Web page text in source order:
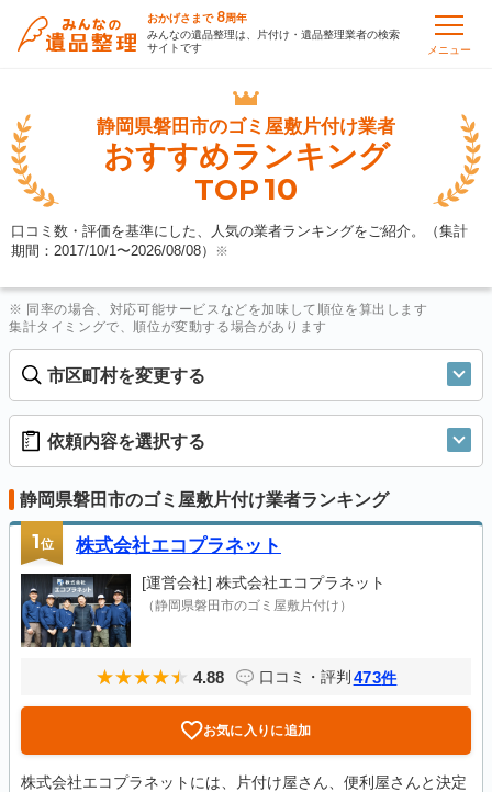
おかげさまで 8周年
みんなの遺品整理は、片付け・遺品整理業者の検索
サイトです
メニュー
静岡県磐田市のゴミ屋敷片付け業者
おすすめランキング
TOP10
口コミ数・評価を基準にした、人気の業者ランキングをご紹介。（集計
期間：2017/10/1〜2026/08/08） ※
※ 同率の場合、対応可能サービスなどを加味して順位を算出します
集計タイミングで、順位が変動する場合があります
市区町村を変更する
依頼内容を選択する
静岡県磐田市のゴミ屋敷片付け業者ランキング
1位 株式会社エコプラネット
[運営会社] 株式会社エコプラネット
（静岡県磐田市のゴミ屋敷片付け）
4.88 口コミ・評判 473件
お気に入りに追加
株式会社エコプラネットには、片付け屋さん、便利屋さんと決定